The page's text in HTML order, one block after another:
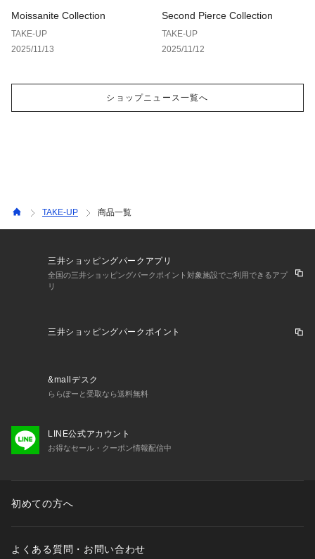
Moissanite Collection
TAKE-UP
2025/11/13
Second Pierce Collection
TAKE-UP
2025/11/12
ショップニュース一覧へ
TAKE-UP 商品一覧
三井ショッピングパークアプリ
全国の三井ショッピングパークポイント対象施設でご利用できるアプ
リ
三井ショッピングパークポイント
&mallデスク
ららぽーと受取なら送料無料
LINE公式アカウント
お得なセール・クーポン情報配信中
初めての方へ
よくある質問・お問い合わせ